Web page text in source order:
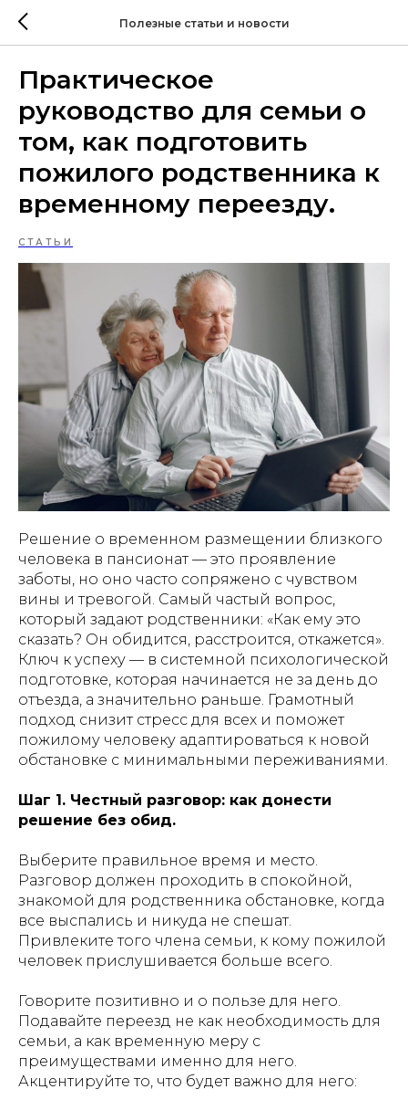
Полезные статьи и новости
Практическое
руководство для семьи о
том, как подготовить
пожилого родственника к
временному переезду.
СТАТЬИ
Решение о временном размещении близкого
человека в пансионат — это проявление
заботы, но оно часто сопряжено с чувством
вины и тревогой. Самый частый вопрос,
который задают родственники: «Как ему это
сказать? Он обидится, расстроится, откажется».
Ключ к успеху — в системной психологической
подготовке, которая начинается не за день до
отъезда, а значительно раньше. Грамотный
подход снизит стресс для всех и поможет
пожилому человеку адаптироваться к новой
обстановке с минимальными переживаниями.
Шаг 1. Честный разговор: как донести
решение без обид.
Выберите правильное время и место.
Разговор должен проходить в спокойной,
знакомой для родственника обстановке, когда
все выспались и никуда не спешат.
Привлеките того члена семьи, к кому пожилой
человек прислушивается больше всего.
Говорите позитивно и о пользе для него.
Подавайте переезд не как необходимость для
семьи, а как временную меру с
преимуществами именно для него.
Акцентируйте то, что будет важно для него: